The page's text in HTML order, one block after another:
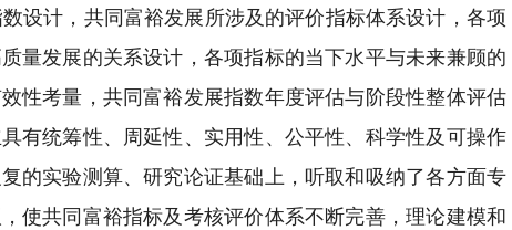
设计，共同富裕发展所涉及的评价指标体系设计，各项
量发展的关系设计，各项指标的当下水平与未来兼顾的
性考量，共同富裕发展指数年度评估与阶段性整体评估
有统筹性、周延性、实用性、公平性、科学性及可操作
的实验测算、研究论证基础上，听取和吸纳了各方面专
使共同富裕指标及考核评价体系不断完善，理论建模和